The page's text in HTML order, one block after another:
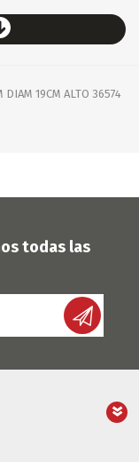
DIAM 19CM ALTO 36574
todas las